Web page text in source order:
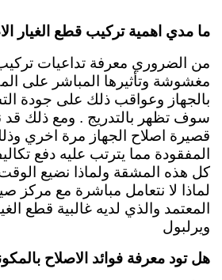
ما مدي اهمية تركيب قطع الغيار
من الضروري معرفة تداعيات
مغشوشة وتأثيرها المباشر على
بالجهاز وعواقب ذلك على جودة
سوف تظهر بالتدريج . ومع ذلك
قصيرة اصلاح الجهاز مرة اخري
المفقودة مما يترتب عليه دفع
كل هذه المشقة ولماذا نضيع
لماذا لا نتعامل مباشرة مع مركز
المعتمد والذي لديه غالبية قطع
ويرلبول
هل تود معرفة فوائد الاصلاح